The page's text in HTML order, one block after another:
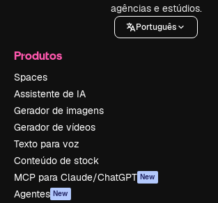
agências e estúdios.
Português
Produtos
Spaces
Assistente de IA
Gerador de imagens
Gerador de vídeos
Texto para voz
Conteúdo de stock
MCP para Claude/ChatGPT New
Agentes New